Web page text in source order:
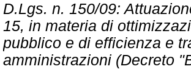
D.Lgs. n. 150/09:
15, in materia di
pubblico e di efficienza e
amministrazioni (Decreto